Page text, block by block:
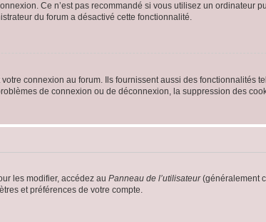
Ce n’est pas recommandé si vous utilisez un ordinateur
du forum a désactivé cette fonctionnalité.
connexion au forum. Ils fournissent aussi des fonctionnalités
de connexion ou de déconnexion, la suppression des
les modifier, accédez au Panneau de l’utilisateur(généralement
et préférences de votre compte.